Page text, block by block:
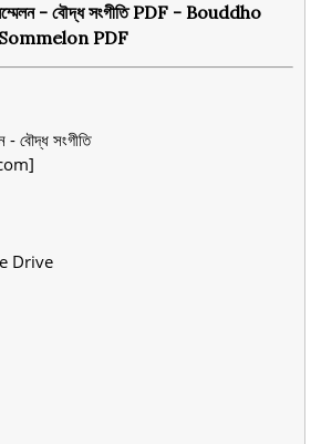
- বৌদ্ধ সংগীতি PDF - Bouddho
Sommelon PDF
- বৌদ্ধ সংগীতি
Drive